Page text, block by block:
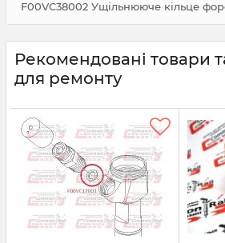
F00VC38002 Ущільнююче кільце
Рекомендовані товари
для ремонту